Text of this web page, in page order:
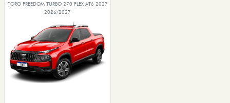
TORO FREEDOM TURBO 270 FLEX AT6 2027
2026/2027